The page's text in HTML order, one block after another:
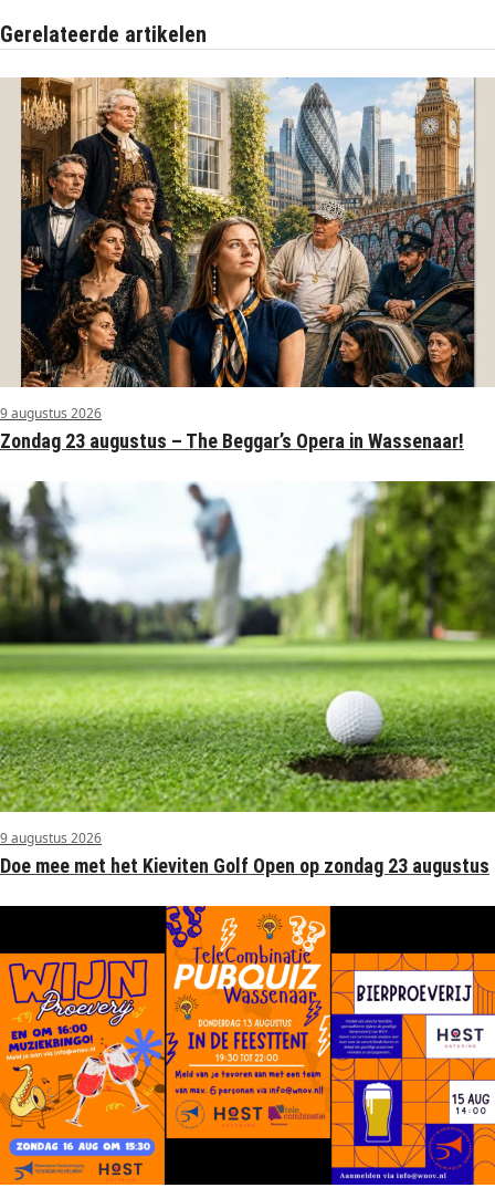
Gerelateerde artikelen
9 augustus 2026
Zondag 23 augustus – The Beggar’s Opera in Wassenaar!
9 augustus 2026
Doe mee met het Kieviten Golf Open op zondag 23 augustus